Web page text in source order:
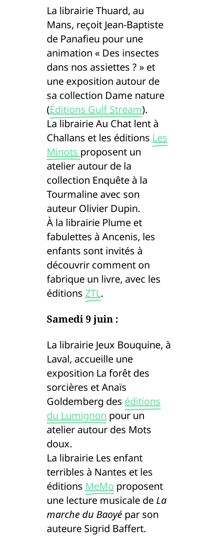
La librairie Thuard, au
Mans, reçoit Jean-Baptiste
de Panafieu pour une
animation « Des insectes
dans nos assiettes ? » et
une exposition autour de
sa collection Dame nature
(Éditions Gulf Stream).
La librairie Au Chat lent à
Challans et les éditions Les
Minots proposent un
atelier autour de la
collection Enquête à la
Tourmaline avec son
auteur Olivier Dupin.
À la librairie Plume et
fabulettes à Ancenis, les
enfants sont invités à
découvrir comment on
fabrique un livre, avec les
éditions ZTL.
Samedi 9 juin :
La librairie Jeux Bouquine, à
Laval, accueille une
exposition La forêt des
sorcières et Anaïs
Goldemberg des éditions
du Lumignon pour un
atelier autour des Mots
doux.
La librairie Les enfant
terribles à Nantes et les
éditions MeMo proposent
une lecture musicale de La
marche du Baoyé par son
auteure Sigrid Baffert.